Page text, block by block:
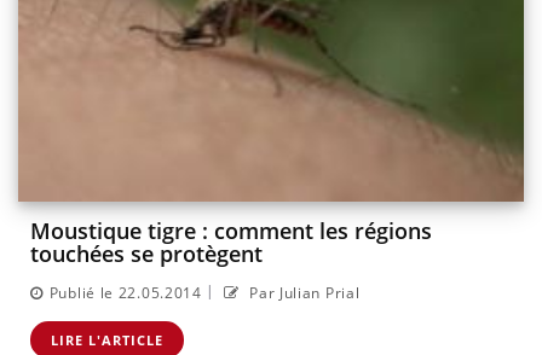
Moustique tigre : comment les régions
touchées se protègent
Publié le 22.05.2014 | Par Julian Prial
LIRE L'ARTICLE